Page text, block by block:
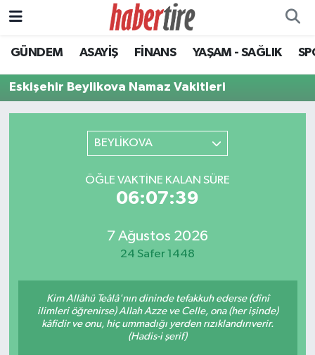
GÜNDEM ASAYİŞ FİNANS YAŞAM - SAĞLIK
Eskişehir Beylikova Namaz Vakitleri
BEYLİKOVA
ÖĞLE VAKTINE KALAN SÜRE
06:07:39
7 Ağustos 2026
24 Safer 1448
Kim Allâhü Teâlâ'nın dininde tefakkuh ederse (dînî
ilimleri öğrenirse) Allah Azze ve Celle, ona (her işinde)
kâfidir ve onu, hiç ummadığı yerden rızıklandırıverir.
(Hadis-i şerif)
Tire Nöbetçi Eczaneler
Tire Hava Durumu
Tüm Manşetler
Son Dakika Haberleri